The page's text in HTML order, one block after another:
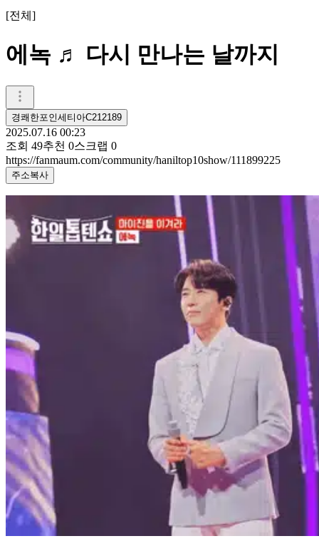
[전체 ]
에녹 ♬ 다시 만나는 날까지
경쾌한포인세티아C212189
2025.07.16 00:23
조회 49추천 0스크랩 0
https://fanmaum.com/community/haniltop10show/111899225
주소복사